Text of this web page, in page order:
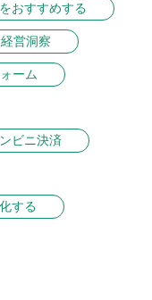
おすすめする
経営洞察
ーム
ビニ決済
する